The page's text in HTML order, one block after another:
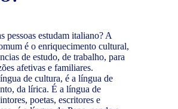
pessoas estudam italiano? A
é o enriquecimento cultural,
de estudo, de trabalho, para
afetivas e familiares.
de cultura, é a língua de
da lírica. É a língua de
poetas, escritores e